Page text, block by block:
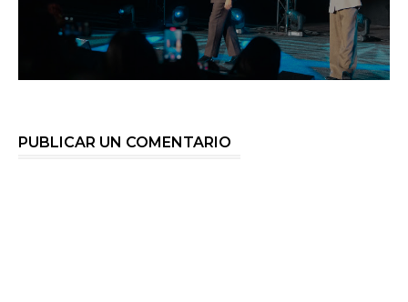
PUBLICAR UN COMENTARIO